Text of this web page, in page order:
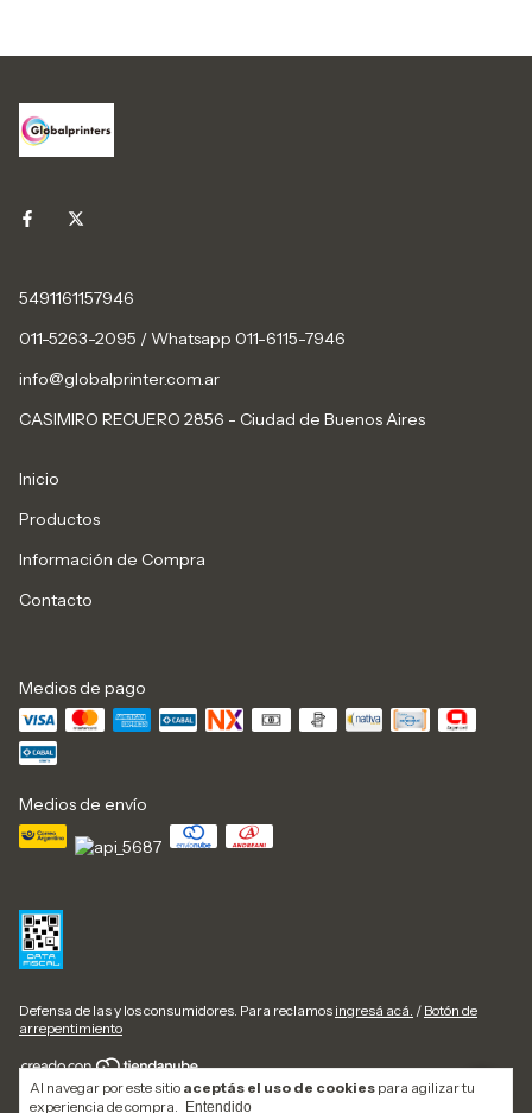
Al navegar por este sitio aceptás el uso de cookies para agilizar tu
experiencia de compra.
Entendido
5491161157946
011-5263-2095 / Whatsapp 011-6115-7946
info@globalprinter.com.ar
CASIMIRO RECUERO 2856 - Ciudad de Buenos Aires
Inicio
Productos
Información de Compra
Contacto
Medios de pago
Medios de envío
Defensa de las y los consumidores. Para reclamos ingresá acá. / Botón de
arrepentimiento
Copyright GLOBALPRINTERS SRL - 2026. Todos los derechos reservados.